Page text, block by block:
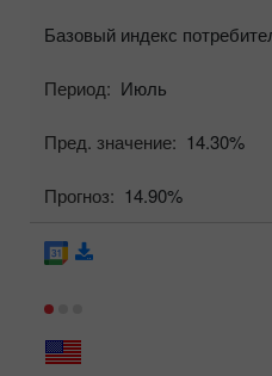
Базовый индекс
Период: Июль
Пред. значение: 14.30%
Прогноз: 14.90%